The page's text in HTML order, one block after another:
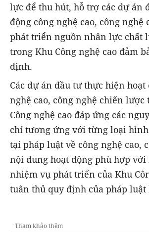
lực để thu hút, hỗ trợ các dự án
động công nghệ cao, công nghệ
phát triển nguồn nhân lực chất
trong Khu Công nghệ cao đảm
định.
Các dự án đầu tư thực hiện hoạt
nghệ cao, công nghệ chiến lược
Công nghệ cao đáp ứng các
chí tương ứng với từng loại
tại pháp luật về công nghệ cao,
nội dung hoạt động phù hợp với
nhiệm vụ phát triển của Khu
tuân thủ quy định của pháp luật
Tham khảo thêm